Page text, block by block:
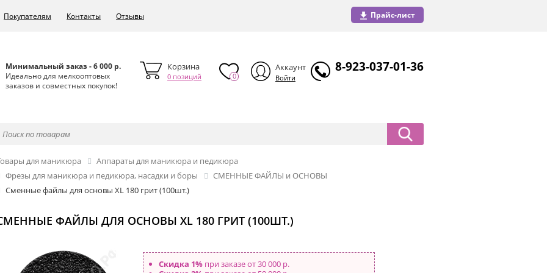
Отзывы
Контакты
Покупателям Прайс-лист
Минимальный заказ - 6 000 р.
Идеально для мелкооптовых
заказов и совместных покупок!
Корзина
0 позиций 0
Аккаунт
Войти
8-923-037-01-36
Товары для маникюра
Аппараты для маникюра и педикюра
Фрезы для маникюра и педикюра, насадки и боры
СМЕННЫЕ ФАЙЛЫ и ОСНОВЫ
Сменные файлы для основы XL 180 грит (100шт.)
ФАЙЛЫ ДЛЯ ОСНОВЫ XL 180 ГРИТ (100ШТ.)
Скидка 1% при заказе от 30 000 р.